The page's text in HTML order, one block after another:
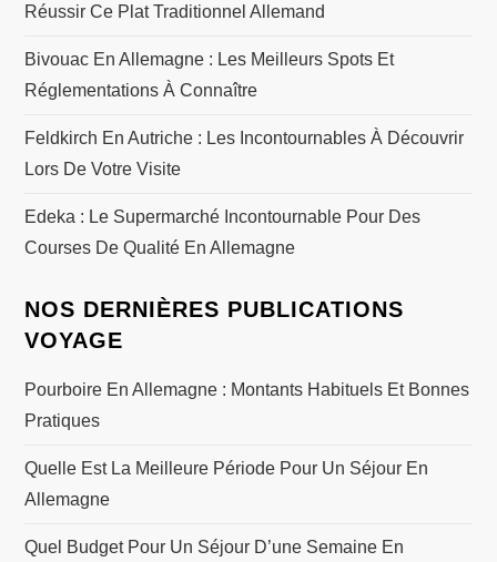
Réussir Ce Plat Traditionnel Allemand
Bivouac En Allemagne : Les Meilleurs Spots Et
Réglementations À Connaître
Feldkirch En Autriche : Les Incontournables À Découvrir
Lors De Votre Visite
Edeka : Le Supermarché Incontournable Pour Des
Courses De Qualité En Allemagne
NOS DERNIÈRES PUBLICATIONS
VOYAGE
Pourboire En Allemagne : Montants Habituels Et Bonnes
Pratiques
Quelle Est La Meilleure Période Pour Un Séjour En
Allemagne
Quel Budget Pour Un Séjour D’une Semaine En